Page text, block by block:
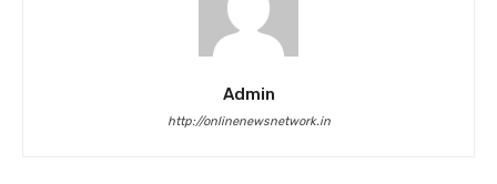
Admin
http://onlinenewsnetwork.in